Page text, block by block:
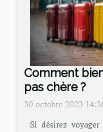
Comment
pas chère ?
30 octobre 2023
Si désirez